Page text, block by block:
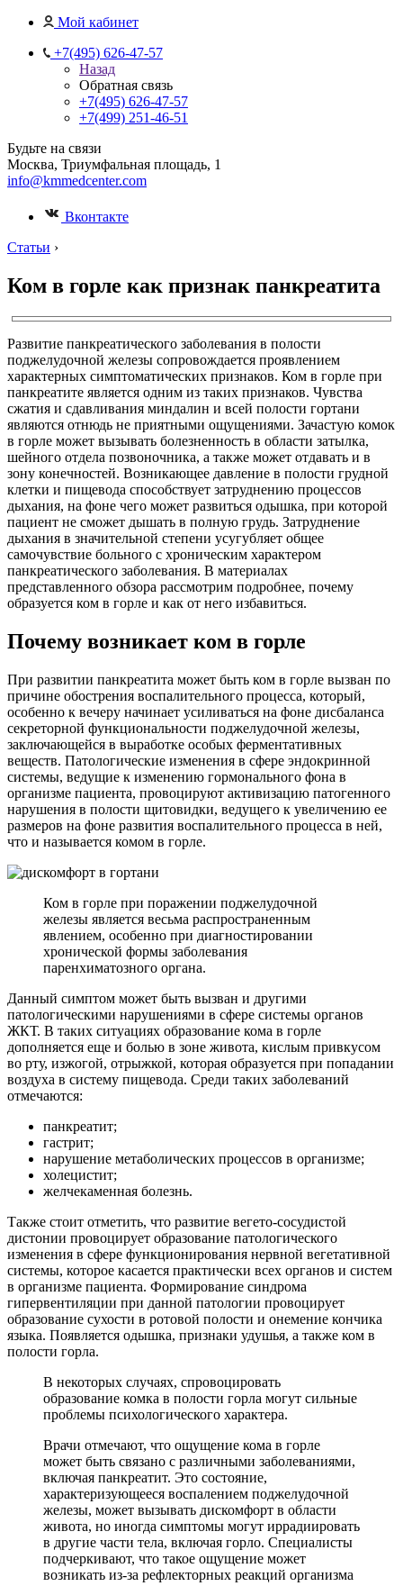
Мой кабинет
+7(495) 626-47-57
Назад
Обратная связь
+7(495) 626-47-57
+7(499) 251-46-51
Будьте на связи
Москва, Триумфальная площадь, 1
info@kmmedcenter.com
Вконтакте
Статьи ›
Ком в горле как признак панкреатита
Развитие панкреатического заболевания в полости
поджелудочной железы сопровождается проявлением
характерных симптоматических признаков. Ком в горле при
панкреатите является одним из таких признаков. Чувства
сжатия и сдавливания миндалин и всей полости гортани
являются отнюдь не приятными ощущениями. Зачастую комок
в горле может вызывать болезненность в области затылка,
шейного отдела позвоночника, а также может отдавать и в
зону конечностей. Возникающее давление в полости грудной
клетки и пищевода способствует затруднению процессов
дыхания, на фоне чего может развиться одышка, при которой
пациент не сможет дышать в полную грудь. Затруднение
дыхания в значительной степени усугубляет общее
самочувствие больного с хроническим характером
панкреатического заболевания. В материалах
представленного обзора рассмотрим подробнее, почему
образуется ком в горле и как от него избавиться.
Почему возникает ком в горле
При развитии панкреатита может быть ком в горле вызван по
причине обострения воспалительного процесса, который,
особенно к вечеру начинает усиливаться на фоне дисбаланса
секреторной функциональности поджелудочной железы,
заключающейся в выработке особых ферментативных
веществ. Патологические изменения в сфере эндокринной
системы, ведущие к изменению гормонального фона в
организме пациента, провоцируют активизацию патогенного
нарушения в полости щитовидки, ведущего к увеличению ее
размеров на фоне развития воспалительного процесса в ней,
что и называется комом в горле.
Ком в горле при поражении поджелудочной
железы является весьма распространенным
явлением, особенно при диагностировании
хронической формы заболевания
паренхиматозного органа.
Данный симптом может быть вызван и другими
патологическими нарушениями в сфере системы органов
ЖКТ. В таких ситуациях образование кома в горле
дополняется еще и болью в зоне живота, кислым привкусом
во рту, изжогой, отрыжкой, которая образуется при попадании
воздуха в систему пищевода. Среди таких заболеваний
отмечаются:
панкреатит;
гастрит;
нарушение метаболических процессов в организме;
холецистит;
желчекаменная болезнь.
Также стоит отметить, что развитие вегето-сосудистой
дистонии провоцирует образование патологического
изменения в сфере функционирования нервной вегетативной
системы, которое касается практически всех органов и систем
в организме пациента. Формирование синдрома
гипервентиляции при данной патологии провоцирует
образование сухости в ротовой полости и онемение кончика
языка. Появляется одышка, признаки удушья, а также ком в
полости горла.
В некоторых случаях, спровоцировать
образование комка в полости горла могут сильные
проблемы психологического характера.
Врачи отмечают, что ощущение кома в горле
может быть связано с различными заболеваниями,
включая панкреатит. Это состояние,
характеризующееся воспалением поджелудочной
железы, может вызывать дискомфорт в области
живота, но иногда симптомы могут иррадиировать
в другие части тела, включая горло. Специалисты
подчеркивают, что такое ощущение может
возникать из-за рефлекторных реакций организма